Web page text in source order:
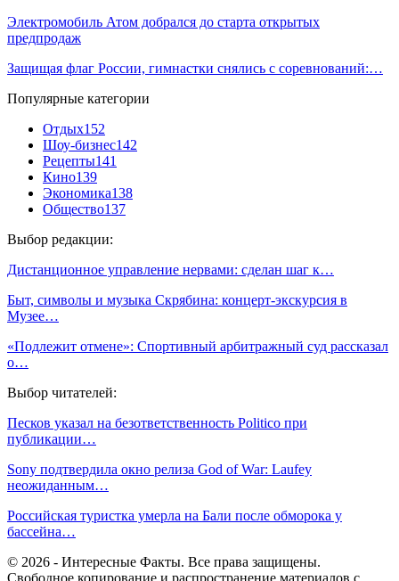
Электромобиль Атом добрался до старта открытых
предпродаж
Защищая флаг России, гимнастки снялись с соревнований:…
Популярные категории
Отдых152
Шоу-бизнес142
Рецепты141
Кино139
Экономика138
Общество137
Выбор редакции:
Дистанционное управление нервами: сделан шаг к…
Быт, символы и музыка Скрябина: концерт-экскурсия в
Музее…
«Подлежит отмене»: Спортивный арбитражный суд рассказал
о…
Выбор читателей:
Песков указал на безответственность Politico при
публикации…
Sony подтвердила окно релиза God of War: Laufey
неожиданным…
Российская туристка умерла на Бали после обморока у
бассейна…
© 2026 - Интересные Факты. Все права защищены.
Свободное копирование и распространение материалов с